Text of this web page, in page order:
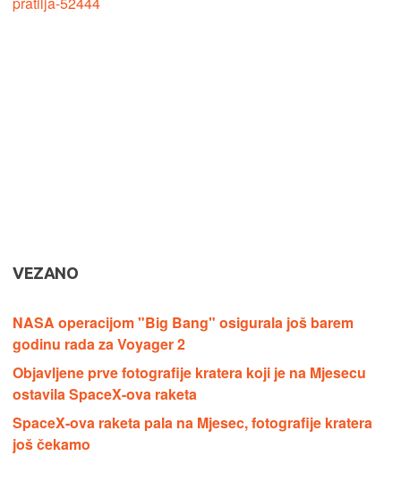
VEZANO
NASA operacijom "Big Bang" osigurala još barem
godinu rada za Voyager 2
Objavljene prve fotografije kratera koji je na Mjesecu
ostavila SpaceX-ova raketa
SpaceX-ova raketa pala na Mjesec, fotografije kratera
još čekamo